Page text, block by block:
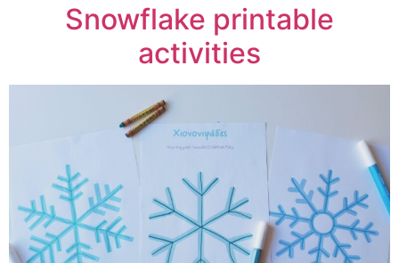
Snowflake printable
activities